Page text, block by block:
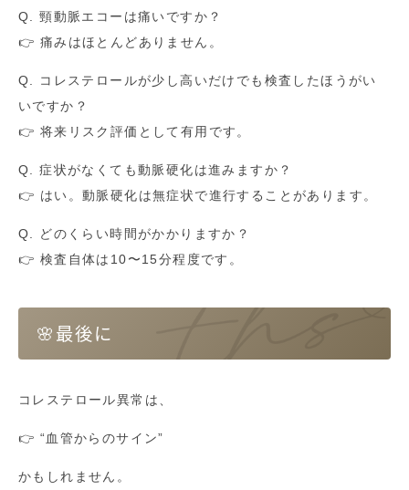
Q. 頸動脈エコーは痛いですか？
👉 痛みはほとんどありません。
Q. コレステロールが少し高いだけでも検査したほうがい
いですか？
👉 将来リスク評価として有用です。
Q. 症状がなくても動脈硬化は進みますか？
👉 はい。動脈硬化は無症状で進行することがあります。
Q. どのくらい時間がかかりますか？
👉 検査自体は10〜15分程度です。
🌸最後に
コレステロール異常は、
👉 “血管からのサイン”
かもしれません。